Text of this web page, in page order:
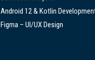
Android 12 & Kotlin
Figma – UI/UX Design